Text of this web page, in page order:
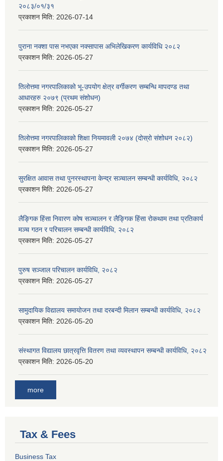
२०८३/०१/३१
प्रकाशन मिति: 2026-07-14
पुराना नक्शा पास नभएका नक्सापास अभिलेखिकरण कार्यविधि २०८२
प्रकाशन मिति: 2026-05-27
तिलोत्तमा नगरपालिकाको भू-उपयोग क्षेत्र वर्गीकरण सम्बन्धि मापदण्ड तथा
आधारहरु २०७९ (प्रथम संशोधन)
प्रकाशन मिति: 2026-05-27
तिलोत्तमा नगरपालिकाको शिक्षा नियमावली २०७४ (दोस्रो संशोधन २०८२)
प्रकाशन मिति: 2026-05-27
सुरक्षित आवास तथा पुनरस्थापना केन्द्र सञ्चालन सम्बन्धी कार्यविधि, २०८२
प्रकाशन मिति: 2026-05-27
लैङ्गिक हिंसा निवारण कोष सञ्चालन र लैङ्गिक हिंसा रोकथाम तथा प्रतिकार्य
मञ्च गठन र परिचालन सम्बन्धी कार्यविधि, २०८२
प्रकाशन मिति: 2026-05-27
पुरुष सञ्जाल परिचालन कार्यविधि, २०८२
प्रकाशन मिति: 2026-05-27
सामुदायिक विद्यालय समायोजन तथा दरबन्दी मिलान सम्बन्धी कार्यविधि, २०८२
प्रकाशन मिति: 2026-05-20
संस्थागत विद्यालय छात्रवृत्ति वितरण तथा व्यवस्थापन सम्बन्धी कार्यविधि, २०८२
प्रकाशन मिति: 2026-05-20
more
Tax & Fees
Business Tax